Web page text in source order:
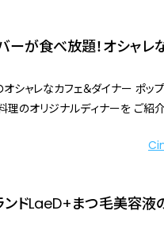
が食べ放題！オシャレ
ェ＆ダイナー ポップオーバーが主役のラン
ルディナーを ご紹介させていただきます。
ドLaeD+まつ毛美容液